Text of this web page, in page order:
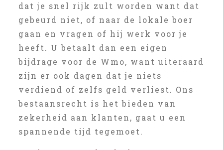
dat je snel rijk zult worden want dat
gebeurd niet, of naar de lokale boer
gaan en vragen of hij werk voor je
heeft. U betaalt dan een eigen
bijdrage voor de Wmo, want uiteraard
zijn er ook dagen dat je niets
verdiend of zelfs geld verliest. Ons
bestaansrecht is het bieden van
zekerheid aan klanten, gaat u een
spannende tijd tegemoet.